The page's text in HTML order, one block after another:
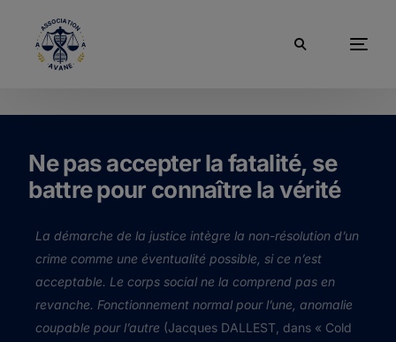
Ne pas accepter la fatalité, se
battre pour connaître la vérité
La démarche de la justice intègre la non-résolution d’un
crime comme une éventualité possible, si ce n’est
acceptable. Le corps social ne la comprend pas en
revanche. Fonctionnement normal pour l’une, anomalie
coupable pour l’autre (Jacques DALLEST, dans « Cold